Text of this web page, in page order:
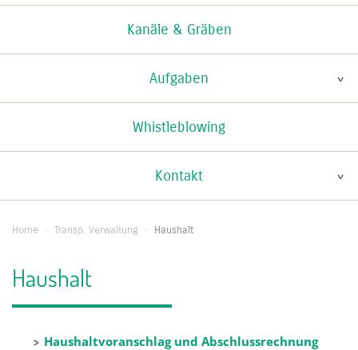
Kanäle & Gräben
Aufgaben
Whistleblowing
Kontakt
Home · Transp. Verwaltung · Haushalt
Haushalt
Haushaltvoranschlag und Abschlussrechnung